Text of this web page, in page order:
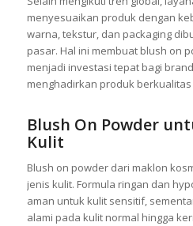
menyesuaikan produk dengan
warna, tekstur, dan packaging
pasar. Hal ini membuat blush on
menjadi investasi tepat bagi
menghadirkan produk
Blush On Powder
Kulit
Blush on powder dari maklon
jenis kulit. Formula ringan dan
aman untuk kulit sensitif,
alami pada kulit normal hingga